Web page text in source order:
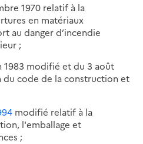
1970 relatif à la
en matériaux
au danger d’incendie
;
1983 modifié et du 3 août
du code de la construction et
modifié relatif à la
l'emballage et
;